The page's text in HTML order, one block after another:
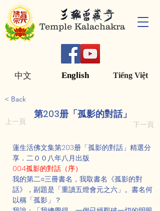
Temple Kalachakra
English Tiếng Việt
中文
< Back
第203册「孤影的對話」
上一頁 下一頁
蓮生活佛文集第203册「孤影的對話」精選分
享．二００八年八月出版
004孤影的對話（序）
我的第二○三冊書名，我取書名《孤影的對
話》，副題是「重讀五燈會元之六」。書名何
以稱「孤影」？